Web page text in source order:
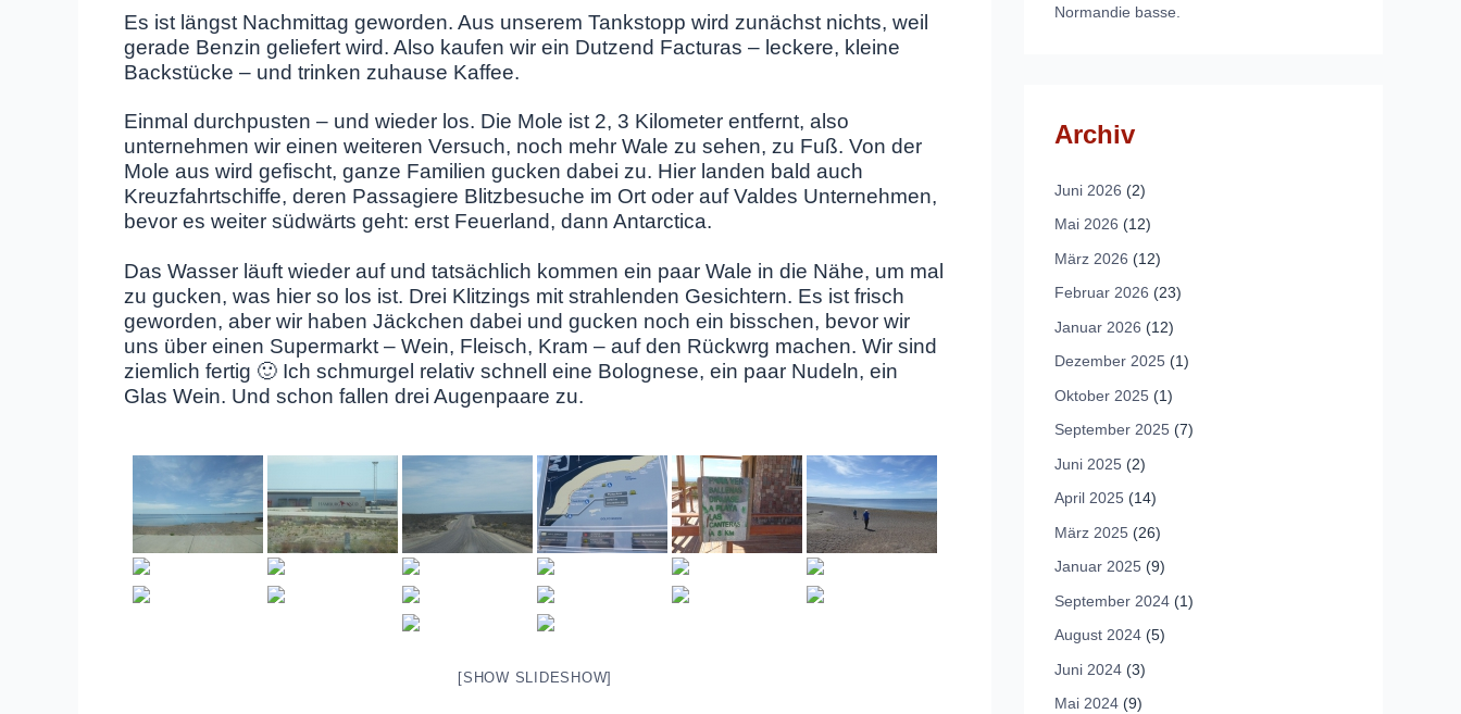
Es ist längst Nachmittag geworden. Aus unserem Tankstopp wird zunächst nichts, weil
gerade Benzin geliefert wird. Also kaufen wir ein Dutzend Facturas – leckere, kleine
Backstücke – und trinken zuhause Kaffee.
Einmal durchpusten – und wieder los. Die Mole ist 2, 3 Kilometer entfernt, also
unternehmen wir einen weiteren Versuch, noch mehr Wale zu sehen, zu Fuß. Von der
Mole aus wird gefischt, ganze Familien gucken dabei zu. Hier landen bald auch
Kreuzfahrtschiffe, deren Passagiere Blitzbesuche im Ort oder auf Valdes Unternehmen,
bevor es weiter südwärts geht: erst Feuerland, dann Antarctica.
Das Wasser läuft wieder auf und tatsächlich kommen ein paar Wale in die Nähe, um mal
zu gucken, was hier so los ist. Drei Klitzings mit strahlenden Gesichtern. Es ist frisch
geworden, aber wir haben Jäckchen dabei und gucken noch ein bisschen, bevor wir
uns über einen Supermarkt – Wein, Fleisch, Kram – auf den Rückwrg machen. Wir sind
ziemlich fertig 🙂 Ich schmurgel relativ schnell eine Bolognese, ein paar Nudeln, ein
Glas Wein. Und schon fallen drei Augenpaare zu.
[SHOW SLIDESHOW]
Normandie basse.
Archiv
Juni 2026 (2)
Mai 2026 (12)
März 2026 (12)
Februar 2026 (23)
Januar 2026 (12)
Dezember 2025 (1)
Oktober 2025 (1)
September 2025 (7)
Juni 2025 (2)
April 2025 (14)
März 2025 (26)
Januar 2025 (9)
September 2024 (1)
August 2024 (5)
Juni 2024 (3)
Mai 2024 (9)